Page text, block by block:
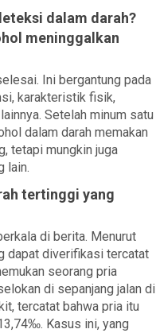
dalam darah?
meninggalkan
Ini bergantung pada
karakteristik fisik,
Setelah minum satu
dalam darah memakan
tetapi mungkin juga
lain.
tertinggi yang
di berita. Menurut
dapat diverifikasi tercatat
seorang pria
di sepanjang jalan di
tercatat bahwa pria itu
Kasus ini, yang